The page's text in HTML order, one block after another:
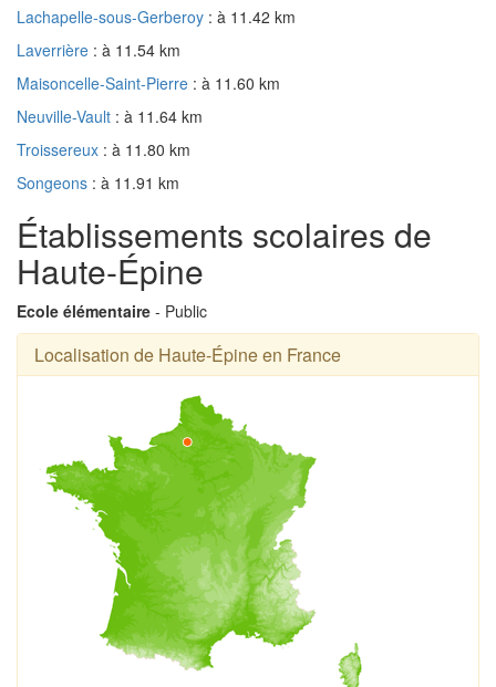
Lachapelle-sous-Gerberoy : à 11.42 km
Laverrière : à 11.54 km
Maisoncelle-Saint-Pierre : à 11.60 km
Neuville-Vault : à 11.64 km
Troissereux : à 11.80 km
Songeons : à 11.91 km
Établissements scolaires de
Haute-Épine
Ecole élémentaire - Public
Localisation de Haute-Épine en France